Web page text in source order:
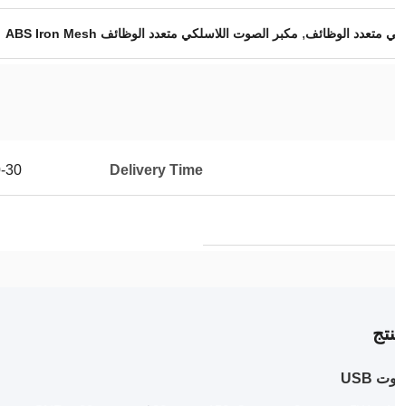
, مكبر الصوت اللاسلكي متعدد الوظائف ABS Iron Mesh
Delivery Time
Days